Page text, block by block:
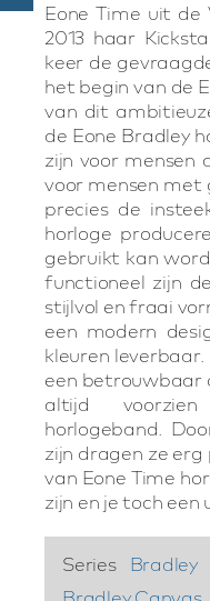
Eone Time uit de
2013 haar
keer de
het begin van de
van dit
de Eone Bradley
zijn voor mensen
voor mensen met
precies de
horloge
gebruikt kan
functioneel zijn
stijlvol en fraai
een modern
kleuren
een betrouwbaar
altijd
horlogeband.
zijn dragen ze
van Eone Time
zijn en je toch een
Series Bradley